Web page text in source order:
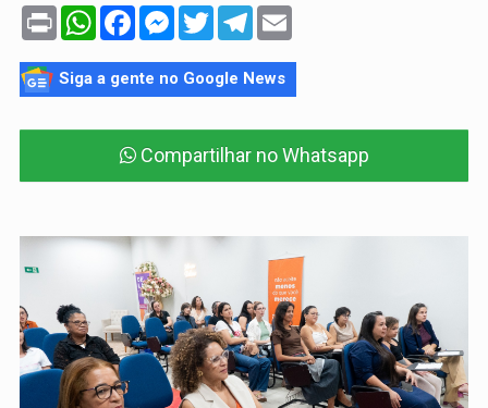
Print WhatsAppFacebookMessenger
TwitterTelegram
Siga a gente no Google News
Compartilhar no Whatsapp